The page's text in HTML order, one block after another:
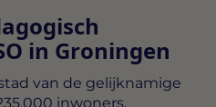
in Groningen
van de gelijknamige
inwoners,